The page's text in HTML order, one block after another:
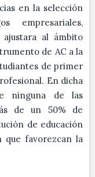
en la selección
empresariales,
al ámbito
de AC a la
de primer
En dicha
ninguna de las
de un 50% de
de educación
que favorezcan la